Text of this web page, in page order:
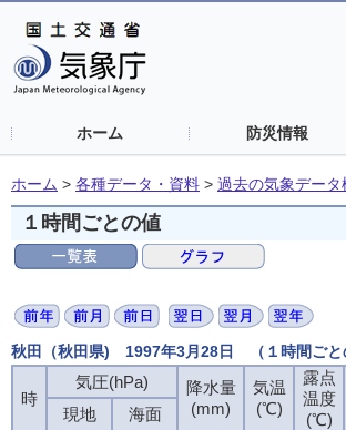
ホーム 防災情報
ホーム > 各種データ・資料 > 過去の気象データ
１時間ごとの値
秋田（秋田県) 1997年3月28日 （１時間ごと
時
気圧(hPa)
降水量
(mm)
気温
(℃)
露点
温度
(℃)
現地
海面
時
気圧(hPa)
降水量
(mm)
気温
(℃)
露点
温度
(℃)
現地
海面
時
気圧(hPa)
降水量
(mm)
気温
(℃)
露点
温度
(℃)
現地
海面
時
気圧(hPa)
降水量
(mm)
気温
(℃)
露点
温度
(℃)
現地
海面